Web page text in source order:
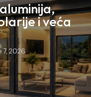
i veća
7, 2026